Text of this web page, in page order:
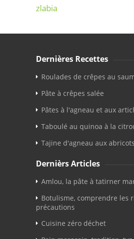
zlabia
Dernières Recettes
Roulades de crêpes au
Pâte à crêpes salée
Pâtes à l'agneau et aux
Taboulé au quinoa à la
Tajine d'agneau aux
Dernièrs Articles
Amlou, la pâte à tatirner
Botulisme, comprendre les
précautions
Cuisine zéro déchet